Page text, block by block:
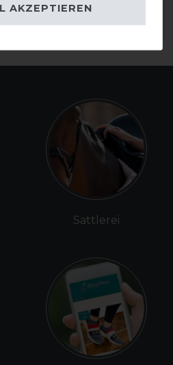
ARTIKEL MERKEN
Sattlerei
AKZEPTIEREN